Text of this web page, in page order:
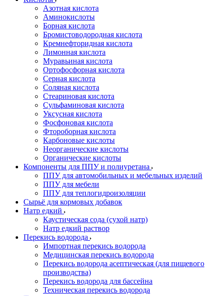
Азотная кислота
Аминокислоты
Борная кислота
Бромистоводородная кислота
Кремнефторидная кислота
Лимонная кислота
Муравьиная кислота
Ортофосфорная кислота
Серная кислота
Соляная кислота
Стеариновая кислота
Сульфаминовая кислота
Уксусная кислота
Фосфоновая кислота
Фтороборная кислота
Карбоновые кислоты
Неорганические кислоты
Органические кислоты
Компоненты для ППУ и полиуретана
ППУ для автомобильных и мебельных изделий
ППУ для мебели
ППУ для теплогидроизоляции
Сырьё для кормовых добавок
Натр едкий
Каустическая сода (сухой натр)
Натр едкий раствор
Перекись водорода
Импортная перекись водорода
Медицинская перекись водорода
Перекись водорода асептическая (для пищевого
производства)
Перекись водорода для бассейна
Техническая перекись водорода